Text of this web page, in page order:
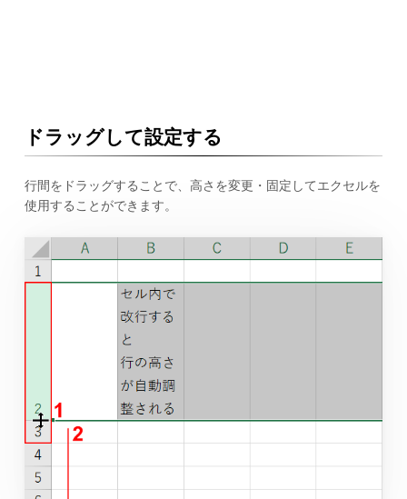
ドラッグして設定する
行間をドラッグすることで、高さを変更・固定してエクセルを
使用することができます。